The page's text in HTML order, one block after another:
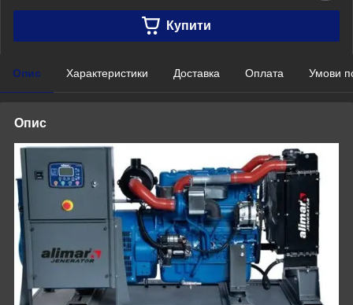
Купити
Опис Характеристики Доставка Оплата Умови
Опис